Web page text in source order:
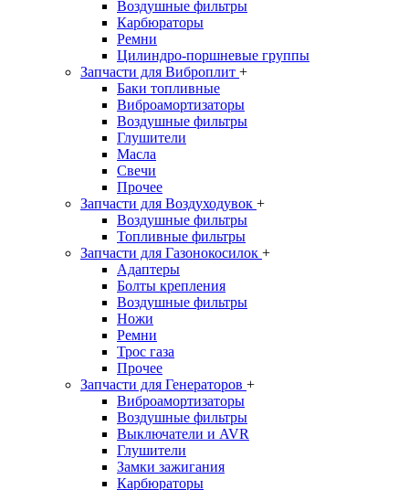
Воздушные фильтры
Карбюраторы
Ремни
Цилиндро-поршневые группы
Запчасти для Виброплит +
Баки топливные
Виброамортизаторы
Воздушные фильтры
Глушители
Масла
Свечи
Прочее
Запчасти для Воздуходувок +
Воздушные фильтры
Топливные фильтры
Запчасти для Газонокосилок +
Адаптеры
Болты крепления
Воздушные фильтры
Ножи
Ремни
Трос газа
Прочее
Запчасти для Генераторов +
Виброамортизаторы
Воздушные фильтры
Выключатели и AVR
Глушители
Замки зажигания
Карбюраторы